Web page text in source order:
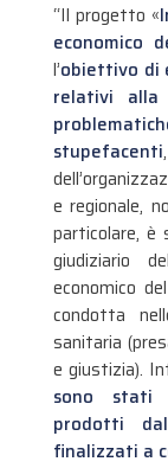
“Il progetto «
economico
l’obiettivo di
relativi
stupefacenti
e regionale,
particolare, è
giudiziario
economico
condotta
sanitaria
e giustizia).
sono stati
prodotti
finalizzati a